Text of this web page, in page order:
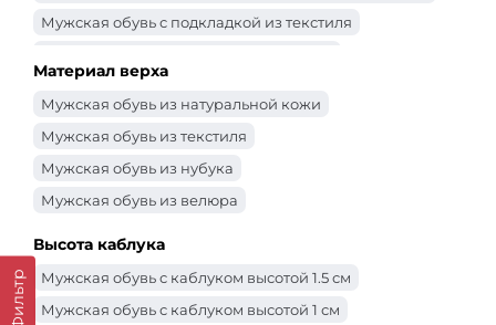
Фильтр
Мужская обувь с подкладкой из текстиля
Материал верха
Мужская обувь из натуральной кожи
Мужская обувь из текстиля
Мужская обувь из нубука
Мужская обувь из велюра
Высота каблука
Мужская обувь с каблуком высотой 1.5 см
Мужская обувь с каблуком высотой 1 см